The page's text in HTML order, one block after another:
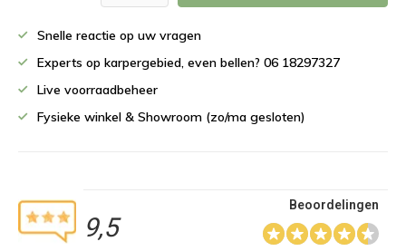
Snelle reactie op uw vragen
Experts op karpergebied, even bellen? 06 18297327
Live voorraadbeheer
Fysieke winkel & Showroom (zo/ma gesloten)
9,5
Beoordelingen